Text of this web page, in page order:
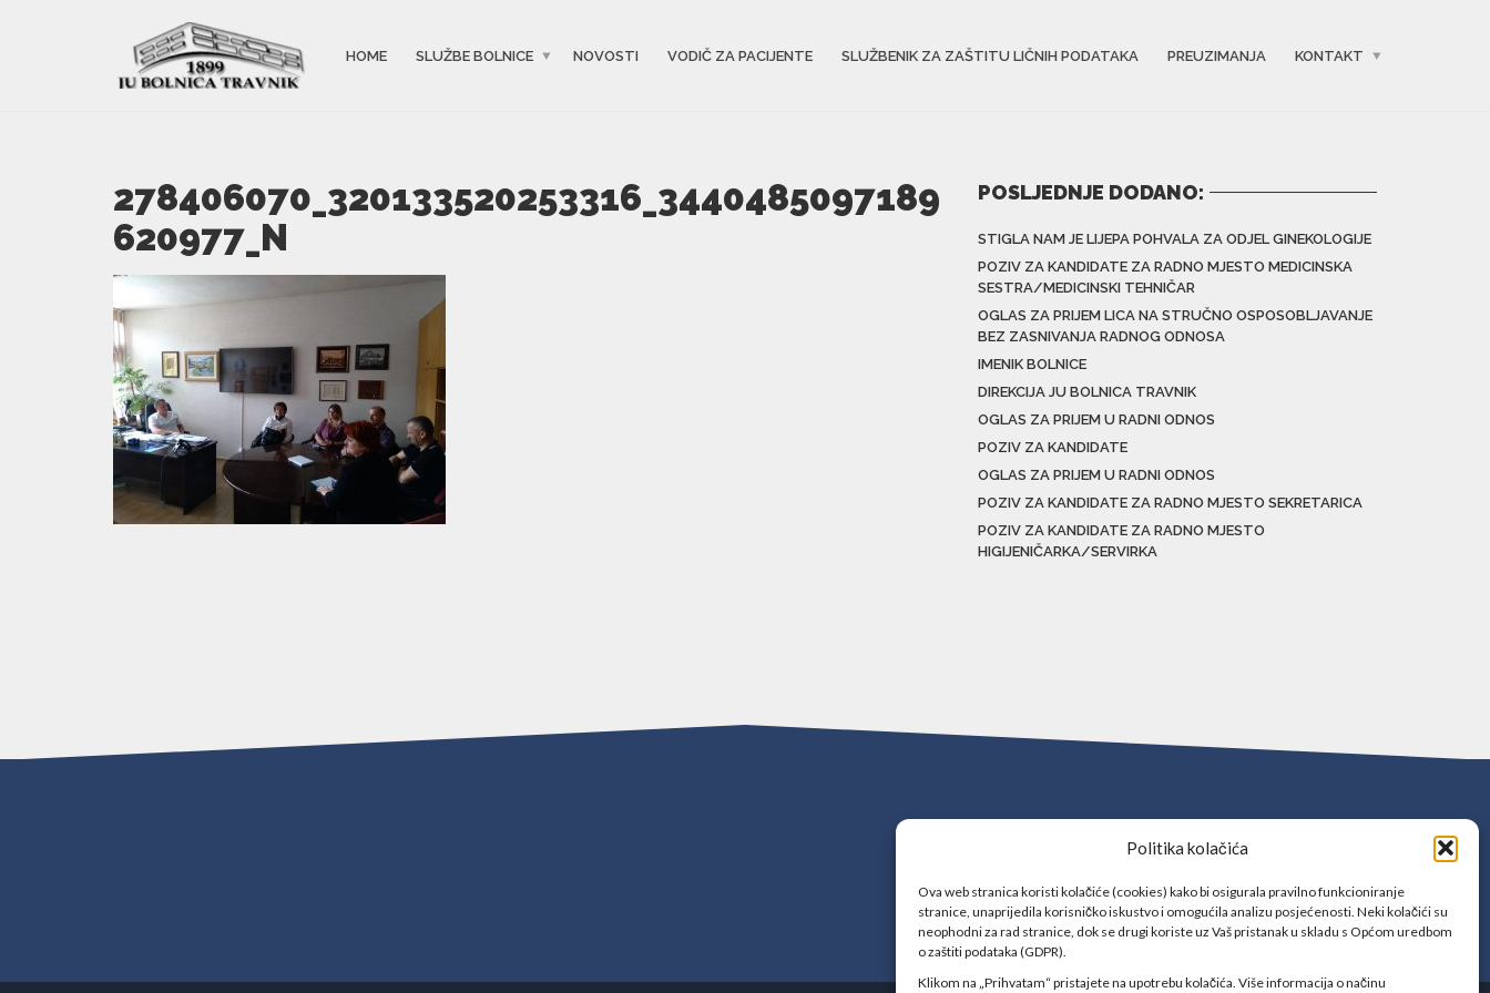
Politika kolačića
Ova web stranica koristi kolačiće (cookies) kako bi osigurala pravilno funkcioniranje
stranice, unaprijedila korisničko iskustvo i omogućila analizu posjećenosti. Neki kolačići su
neophodni za rad stranice, dok se drugi koriste uz Vaš pristanak u skladu s Općom uredbom
o zaštiti podataka (GDPR).
Klikom na „Prihvatam“ pristajete na upotrebu kolačića. Više informacija o načinu
HOME SLUŽBE BOLNICE NOVOSTI VODIČ ZA PACIJENTE SLUŽBENIK ZA ZAŠTITU LIČNIH PODATAKA PREUZIMANJA KONTAKT
278406070_320133520253316_3440485097189
620977_N
POSLJEDNJE DODANO:
STIGLA NAM JE LIJEPA POHVALA ZA ODJEL GINEKOLOGIJE
POZIV ZA KANDIDATE ZA RADNO MJESTO MEDICINSKA
SESTRA/MEDICINSKI TEHNIČAR
OGLAS ZA PRIJEM LICA NA STRUČNO OSPOSOBLJAVANJE
BEZ ZASNIVANJA RADNOG ODNOSA
IMENIK BOLNICE
DIREKCIJA JU BOLNICA TRAVNIK
OGLAS ZA PRIJEM U RADNI ODNOS
POZIV ZA KANDIDATE
OGLAS ZA PRIJEM U RADNI ODNOS
POZIV ZA KANDIDATE ZA RADNO MJESTO SEKRETARICA
POZIV ZA KANDIDATE ZA RADNO MJESTO
HIGIJENIČARKA/SERVIRKA